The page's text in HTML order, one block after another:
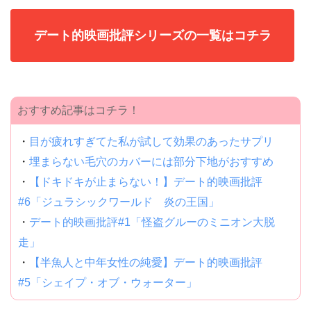
デート的映画批評シリーズの一覧はコチラ
おすすめ記事はコチラ！
・ 目が疲れすぎてた私が試して効果のあったサプリ
・ 埋まらない毛穴のカバーには部分下地がおすすめ
・
【ドキドキが止まらない！】デート的映画批評
#6「ジュラシックワールド 炎の王国」
・ デート的映画批評#1「怪盗グルーのミニオン大脱
走」
・
【半魚人と中年女性の純愛】デート的映画批評
#5「シェイプ・オブ・ウォーター」